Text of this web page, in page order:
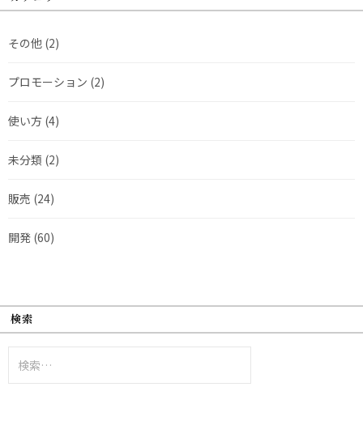
その他 (2)
プロモーション (2)
使い方 (4)
未分類 (2)
販売 (24)
開発 (60)
検索
索: